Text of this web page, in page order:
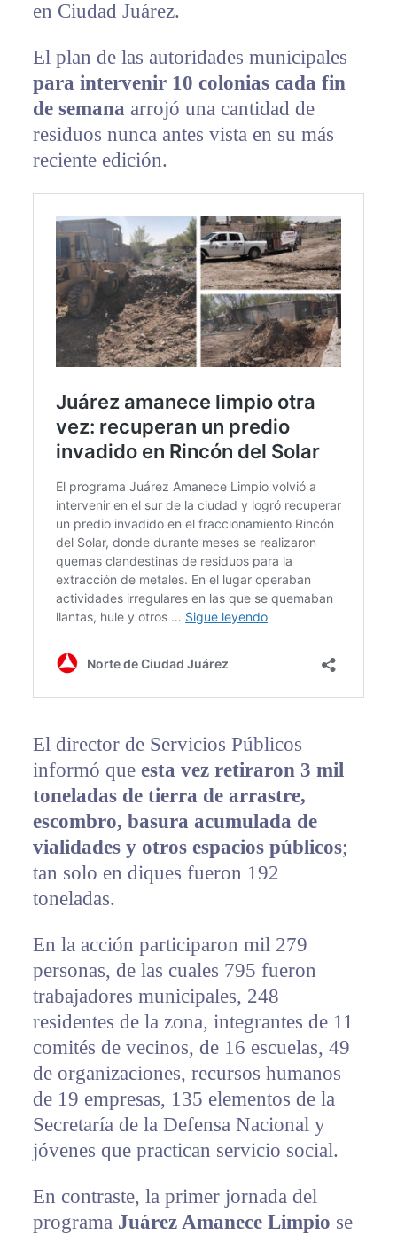
en Ciudad Juárez.
El plan de las autoridades municipales
para intervenir 10 colonias cada fin
de semana arrojó una cantidad de
residuos nunca antes vista en su más
reciente edición.
El director de Servicios Públicos
informó que esta vez retiraron 3 mil
toneladas de tierra de arrastre,
escombro, basura acumulada de
vialidades y otros espacios públicos;
tan solo en diques fueron 192
toneladas.
En la acción participaron mil 279
personas, de las cuales 795 fueron
trabajadores municipales, 248
residentes de la zona, integrantes de 11
comités de vecinos, de 16 escuelas, 49
de organizaciones, recursos humanos
de 19 empresas, 135 elementos de la
Secretaría de la Defensa Nacional y
jóvenes que practican servicio social.
En contraste, la primer jornada del
programa Juárez Amanece Limpio se